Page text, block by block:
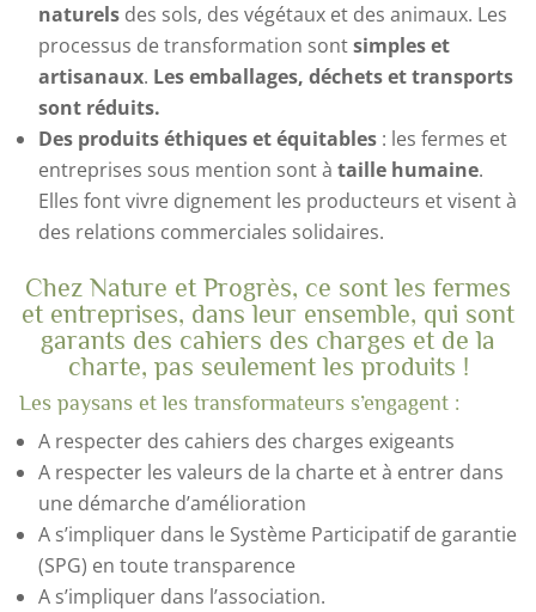
naturelsdes sols, des végétaux et des animaux. Les
processus de transformation sontsimples et
artisanaux. Les emballages, déchets et transports
sont réduits.
Des produits éthiques et équitables: les fermes et
entreprises sous mention sont à taille humaine.
Elles font vivre dignement les producteurs et visent à
des relations commerciales solidaires.
Chez Nature et Progrès, ce sont les fermes
et entreprises, dans leur ensemble, qui sont
garants des cahiers des charges et de la
charte, pas seulement les produits !
Les paysans et les transformateurs s’engagent :
A respecter des cahiers des charges exigeants
A respecter les valeurs de la charte et à entrer dans
une démarche d’amélioration
A s’impliquer dans le Système Participatif de garantie
(SPG) en toute transparence
A s’impliquer dans l’association.